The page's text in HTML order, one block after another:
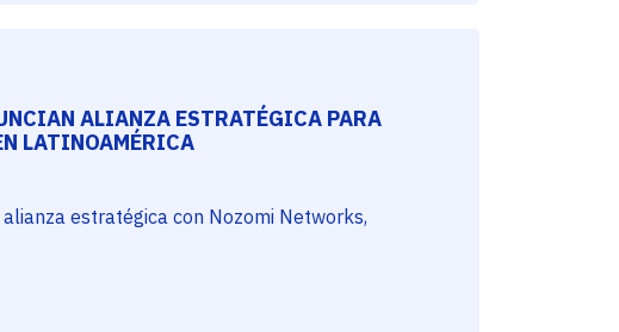
ALIANZA ESTRATÉGICA PARA
LATINOAMÉRICA
estratégica con Nozomi Networks,